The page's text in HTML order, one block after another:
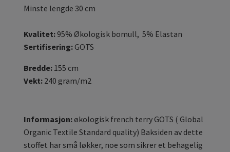
Minste lengde 30 cm
Kvalitet:95% Økologisk bomull, 5% Elastan
Sertifisering:GOTS
Bredde: 155 cm
Vekt: 240 gram/m2
Informasjon: økologisk french terry GOTS ( Global
Organic Textile Standard quality) Baksiden av dette
stoffet har små løkker, noe som sikrer et behagelig